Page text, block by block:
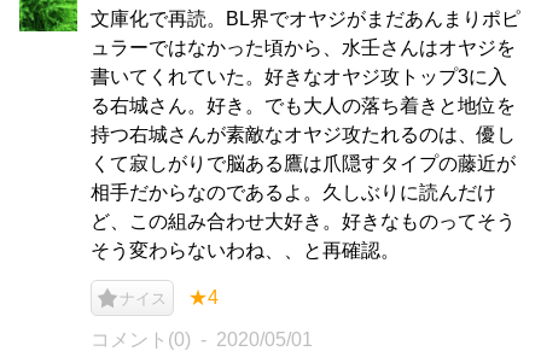
文庫化で再読。BL界でオヤジがまだあんまりポピ
ュラーではなかった頃から、水壬さんはオヤジを
書いてくれていた。好きなオヤジ攻トップ3に入
る右城さん。好き。でも大人の落ち着きと地位を
持つ右城さんが素敵なオヤジ攻たれるのは、優し
くて寂しがりで脳ある鷹は爪隠すタイプの藤近が
相手だからなのであるよ。久しぶりに読んだけ
ど、この組み合わせ大好き。好きなものってそう
そう変わらないわね、、と再確認。
ナイス ★4
コメント(0) 2020/05/01